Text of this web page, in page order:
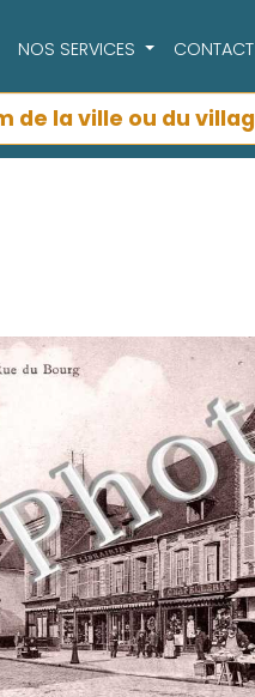
NOS SERVICES CONTACT